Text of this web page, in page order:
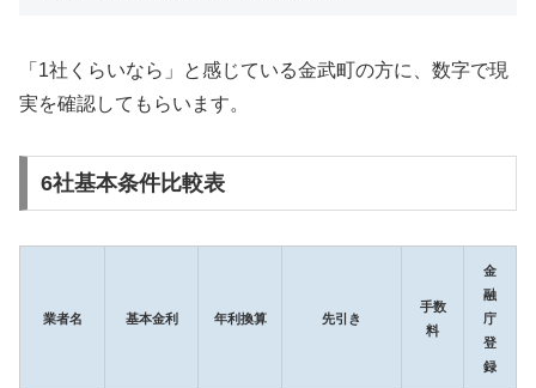
「1社くらいなら」と感じている金武町の方に、数字で現
実を確認してもらいます。
6社基本条件比較表
業者名 基本金利 年利換算 先引き
手数
料
金
融
庁
登
録